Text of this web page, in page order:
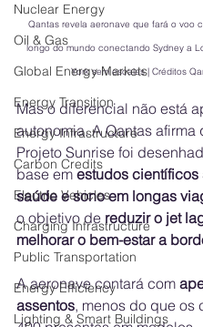
Nuclear Energy
Oil & Gas
Global Energy Markets
Energy Transition
Energy Infrastructure
Carbon Credits
Electric Vehicles
Charging Infrastructure
Public Transportation
Energy Efficiency
Lighting & Smart Buildings
Qantas revela aeronave que fará o voo
longo do mundo conectando Sydney a
York sem escalas | Créditos
Mas o diferencial não está
autonomia. A Qantas afirma
Projeto Sunrise foi
base em estudos científicos
saúde e sono em longas
o objetivo de reduzir o jet
melhorar o bem-estar a
A aeronave contará com
assentos, menos do que os